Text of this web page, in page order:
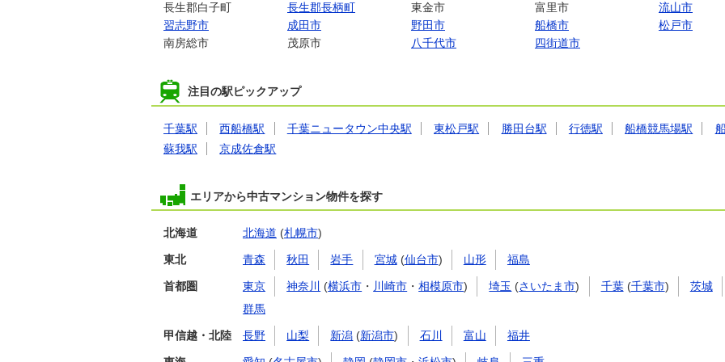
長生郡白子町
長生郡長柄町 東金市 富里市
流山市
習志野市
成田市 野田市 船橋市
松戸市
南房総市
茂原市 八千代市 四街道市
注目の駅ピックアップ
千葉駅 西船橋駅 千葉ニュータウン中央駅 東松戸駅 勝田台駅 行徳駅 船橋競馬場駅
蘇我駅
京成佐倉駅
エリアから中古マンション物件を探す
北海道 北海道 (札幌市)
東北 青森 秋田 岩手 宮城(仙台市) 山形 福島
首都圏 東京 神奈川 (横浜市 ・ 川崎市 ・相模原市) 埼玉 (さいたま市) 千葉(千葉市) 茨城
群馬
甲信越・北陸 長野 山梨 新潟 (新潟市) 石川 富山 福井